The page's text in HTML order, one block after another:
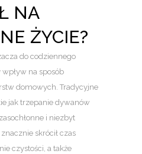
NA
ŻYCIE?
do codziennego
na sposób
domowych. Tradycyjne
jak trzepanie dywanów
i niezbyt
skrócił czas
czystości, a także